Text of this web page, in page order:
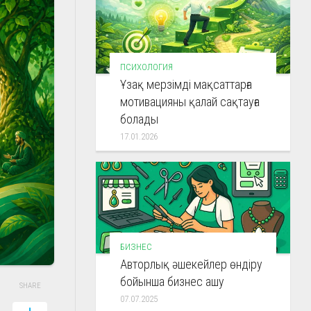
SHARE
ПСИХОЛОГИЯ
Ұзақ мерзімді мақсаттарға
мотивацияны қалай сақтауға
болады
17.01.2026
БИЗНЕС
Авторлық әшекейлер өндіру
бойынша бизнес ашу
07.07.2025